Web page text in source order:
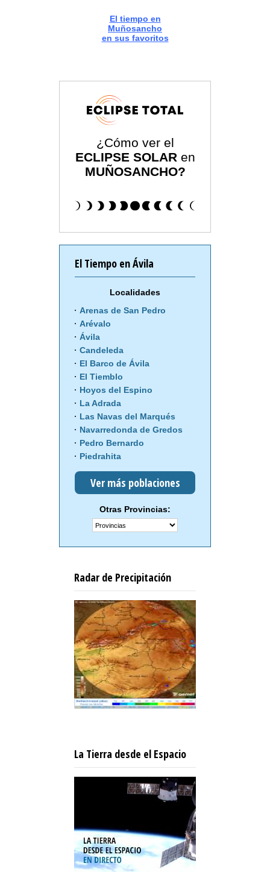
El tiempo en
Muñosancho
en sus favoritos
¿Cómo ver el
ECLIPSE SOLAR en
MUÑOSANCHO?
El Tiempo en Ávila
Localidades
Arenas de San Pedro
Arévalo
Ávila
Candeleda
El Barco de Ávila
El Tiemblo
Hoyos del Espino
La Adrada
Las Navas del Marqués
Navarredonda de Gredos
Pedro Bernardo
Piedrahita
Ver más poblaciones
Otras Provincias:
Radar de Precipitación
La Tierra desde el Espacio